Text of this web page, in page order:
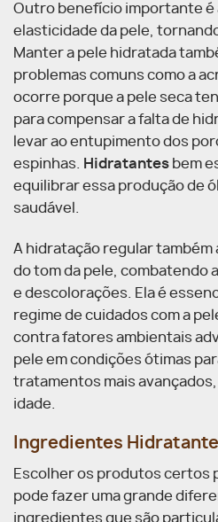
Outro benefício importante é
elasticidade da pele,
Manter a pele hidratada
problemas comuns como a
ocorre porque a pele seca
para compensar a falta de
levar ao entupimento dos
espinhas.
Hidratantes bem
equilibrar essa produção de
saudável.
A hidratação regular também
do tom da pele, combatendo
e descolorações. Ela é
regime de cuidados com a
contra fatores ambientais
pele em condições ótimas
tratamentos mais
idade.
Ingredientes
Escolher os produtos certos
pode fazer uma grande
ingredientes que são